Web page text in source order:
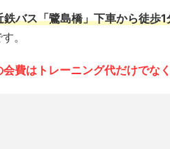
鉄バス「鷺島橋」下車から徒歩
。
費はトレーニング代だけでなく